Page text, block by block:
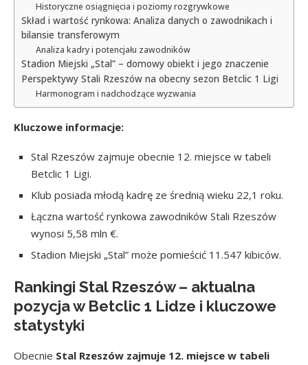
Historyczne osiągnięcia i poziomy rozgrywkowe
Skład i wartość rynkowa: Analiza danych o zawodnikach i
bilansie transferowym
Analiza kadry i potencjału zawodników
Stadion Miejski „Stal” – domowy obiekt i jego znaczenie
Perspektywy Stali Rzeszów na obecny sezon Betclic 1 Ligi
Harmonogram i nadchodzące wyzwania
Kluczowe informacje:
Stal Rzeszów zajmuje obecnie 12. miejsce w tabeli
Betclic 1 Ligi.
Klub posiada młodą kadrę ze średnią wieku 22,1 roku.
Łączna wartość rynkowa zawodników Stali Rzeszów
wynosi 5,58 mln €.
Stadion Miejski „Stal” może pomieścić 11.547 kibiców.
Rankingi Stal Rzeszów – aktualna
pozycja w Betclic 1 Lidze i kluczowe
statystyki
Obecnie Stal Rzeszów zajmuje 12. miejsce w tabeli